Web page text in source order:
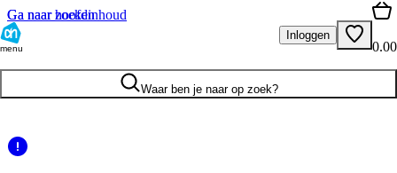
Ga naar hoofdinhoud
Ga naar zoeken
menu
Inloggen
0.00
Waar ben je naar op zoek?